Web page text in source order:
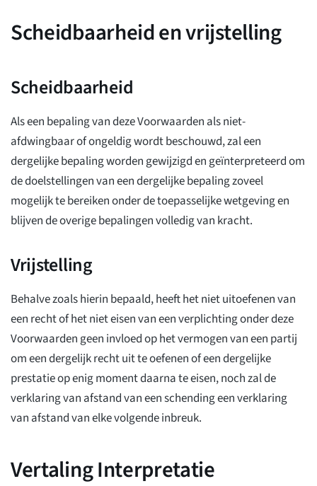
Scheidbaarheid en vrijstelling
Scheidbaarheid
Als een bepaling van deze Voorwaarden als niet-
afdwingbaar of ongeldig wordt beschouwd, zal een
dergelijke bepaling worden gewijzigd en geïnterpreteerd om
de doelstellingen van een dergelijke bepaling zoveel
mogelijk te bereiken onder de toepasselijke wetgeving en
blijven de overige bepalingen volledig van kracht.
Vrijstelling
Behalve zoals hierin bepaald, heeft het niet uitoefenen van
een recht of het niet eisen van een verplichting onder deze
Voorwaarden geen invloed op het vermogen van een partij
om een dergelijk recht uit te oefenen of een dergelijke
prestatie op enig moment daarna te eisen, noch zal de
verklaring van afstand van een schending een verklaring
van afstand van elke volgende inbreuk.
Vertaling Interpretatie